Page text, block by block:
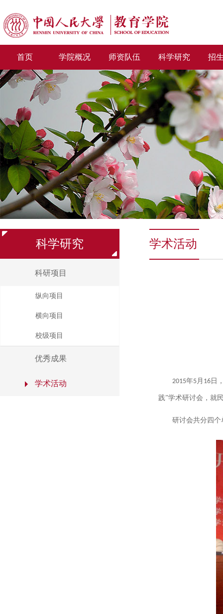
首页 学院概况 师资队伍 科学研究 招
科学研究
科研项目
纵向项目
横向项目
校级项目
优秀成果
学术活动
学术活动
2015年5月 16 日
践”学术研讨会，就
研讨会共分四